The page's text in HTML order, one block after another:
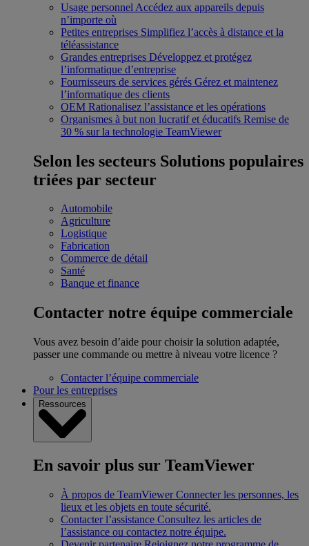
Usage personnel Accédez aux appareils depuis
n’importe où
Petites entreprises Simplifiez l’accès à distance et la
téléassistance
Grandes entreprises Développez et protégez
l’informatique d’entreprise
Fournisseurs de services gérés Gérez et maintenez
l’informatique des clients
OEM Rationalisez l’assistance et les opérations
Organismes à but non lucratif et éducatifs Remise de
30 % sur la technologie TeamViewer
Selon les secteurs Solutions populaires
triées par secteur
Automobile
Agriculture
Logistique
Fabrication
Commerce de détail
Santé
Banque et finance
Contacter notre équipe commerciale
Vous avez besoin d’aide pour choisir la solution adaptée,
passer une commande ou mettre à niveau votre licence ?
Contacter l’équipe commerciale
Pour les entreprises
Ressources
En savoir plus sur TeamViewer
À propos de TeamViewer Connecter les personnes, les
lieux et les objets en toute sécurité.
Contacter l’assistance Consultez les articles de
l’assistance ou contactez notre équipe.